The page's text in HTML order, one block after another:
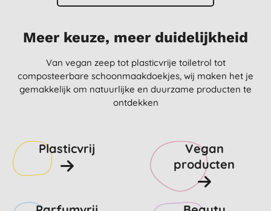
Meer keuze, meer duidelijkheid
Van vegan zeep tot plasticvrije toiletrol tot
composteerbare schoonmaakdoekjes, wij maken het je
gemakkelijk om natuurlijke en duurzame producten te
ontdekken
Plasticvrij
Vegan
producten